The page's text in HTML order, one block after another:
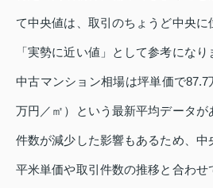
て中央値は、取引のちょうど中央
「実勢に近い値」として参考にな
中古マンション相場は坪単価で
万円／㎡）という最新平均データが
件数が減少した影響もあるため、中
平米単価や取引件数の推移と合わせ